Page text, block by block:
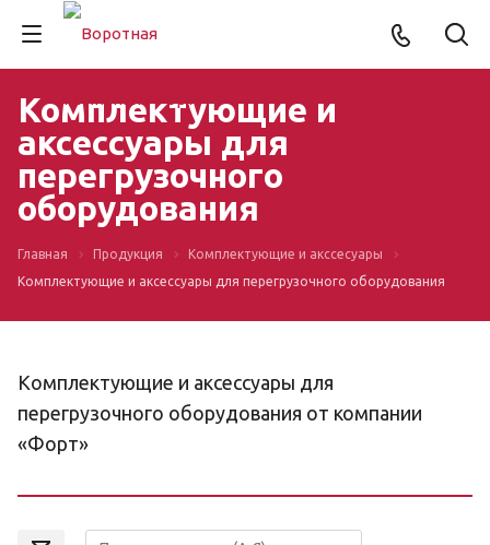
Комплектующие и
аксессуары для
перегрузочного
оборудования
Главная Продукция
Комплектующие и акссесуары
Комплектующие и аксессуары для перегрузочного оборудования
Комплектующие и аксессуары для
перегрузочного оборудования от компании
«Форт»